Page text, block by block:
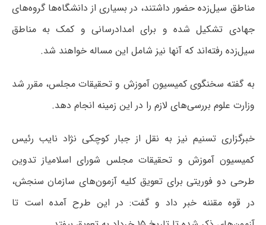
مناطق سیل‌زده حضور داشتند، در بسیاری از دانشگاه‌ها گروه‌های
جهادی تشکیل شده و برای امدادرسانی و کمک به مناطق
سیل‌زده رفته‌اند که آنها نیز شامل این مساله خواهند شد.
به گفته سخنگوی کمیسیون آموزش و تحقیقات مجلس، مقرر شد
وزارت علوم بررسی‌های لازم را در این زمینه انجام دهد.
خبرگزاری تسنیم نیز به نقل از جبار کوچکی نژاد نایب رئیس
کمیسیون آموزش و تحقیقات مجلس شورای اسلامیاز تدوین
طرحی دو فوریتی برای تعویق کلیه آزمون‌های سازمان سنجش،
در قوه مقننه خبر داد و گفت: در این طرح آمده است تا